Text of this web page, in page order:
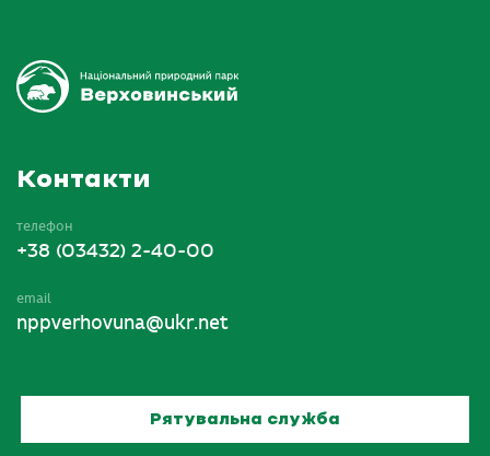
Контакти
телефон
+38 (03432) 2-40-00
email
nppverhovuna@ukr.net
Рятувальна служба